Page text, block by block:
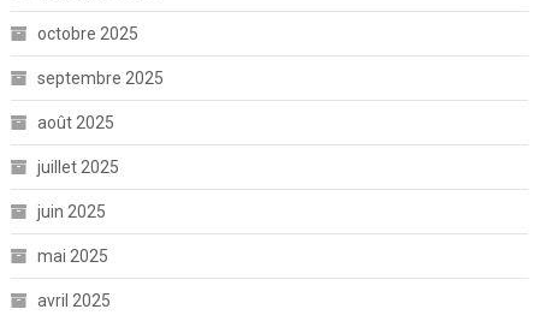
octobre 2025
septembre 2025
août 2025
juillet 2025
juin 2025
mai 2025
avril 2025